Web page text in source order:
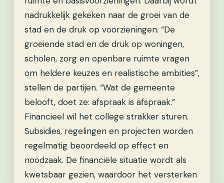
nadrukkelijk gekeken naar de groei van de
stad en de druk op voorzieningen. “De
groeiende stad en de druk op woningen,
scholen, zorg en openbare ruimte vragen
om heldere keuzes en realistische ambities”,
stellen de partijen. “Wat de gemeente
belooft, doet ze: afspraak is afspraak.”
Financieel wil het college strakker sturen.
Subsidies, regelingen en projecten worden
regelmatig beoordeeld op effect en
noodzaak. De financiële situatie wordt als
kwetsbaar gezien, waardoor het versterken